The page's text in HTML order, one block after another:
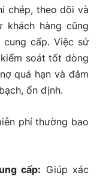
chép, theo dõi và
hàng cũng
cấp. Việc sử
soát tốt dòng
quá hạn và đảm
ổn định.
phí thường bao
cấp: Giúp xác